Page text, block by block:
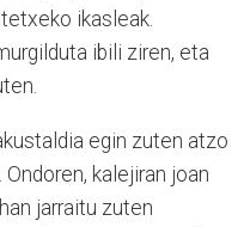
ikasleak.
ibili ziren, eta
egin zuten atzo
kalejiran joan
jarraitu zuten